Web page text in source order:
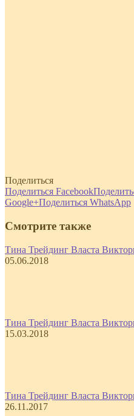
Поделиться
Поделиться Facebook
Google+Поделиться WhatsApp
Смотрите также
Тина Трейдинг Власта
05.06.2018
Тина Трейдинг Власта
15.03.2018
Тина Трейдинг Власта
26.11.2017